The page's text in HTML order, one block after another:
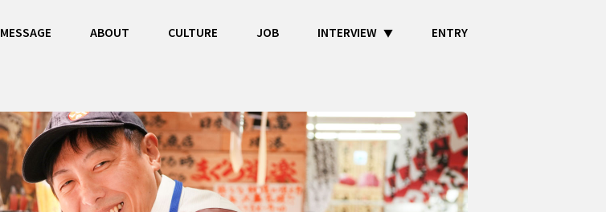
MESSAGE ABOUT CULTURE JOB INTERVIEW ▼ ENTRY